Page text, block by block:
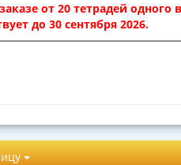
от 20 тетрадей одного
до 30 сентября 2026.